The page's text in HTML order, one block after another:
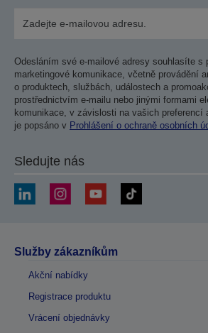
Odesláním své e-mailové adresy souhlasíte s
marketingové komunikace, včetně provádění
o produktech, službách, událostech a
prostřednictvím e-mailu nebo jinými formami
komunikace, v závislosti na vašich preferencí
je popsáno v Prohlášení o ochraně osobních
Sledujte nás
Služby zákazníkům
Akční nabídky
Registrace produktu
Vrácení objednávky